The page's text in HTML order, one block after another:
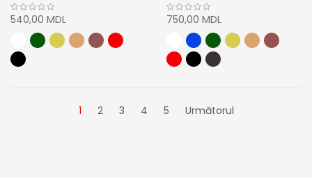
540,00 MDL
750,00 MDL
1 2 3 4 5 Următorul